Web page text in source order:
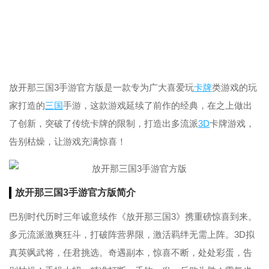
放开那三国3手游官方版是一款专为广大喜爱玩卡牌类游戏的玩
家打造的三国手游，这款游戏延续了前作的经典，在之上做出
了创新，突破了传统卡牌的限制，打造出多流派3D卡牌游戏，
告别枯燥，让游戏充满惊喜！
放开那三国3手游官方版简介
巴别时代历时三年诚意续作《放开那三国3》携重磅惊喜到来。
多元流派激爽狂斗，打破阵营界限，激活羁绊无需上阵。3D拟
真英飒武将，任君挑选。奇遇副本，惊喜不断，处处彩蛋，告